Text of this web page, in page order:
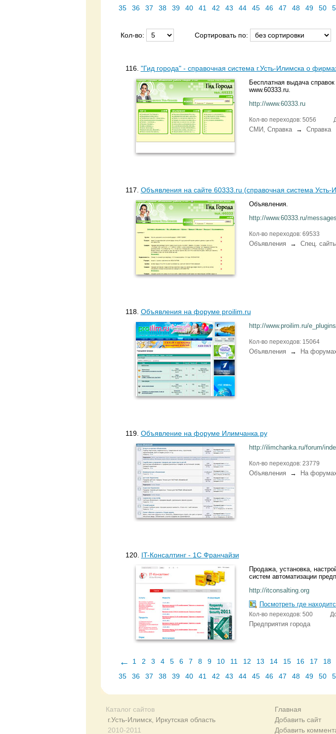
35
36 37 38 39 40 41 42 43 44 45 46 47 48 49 50
Кол-во: Сортировать по:
116. "Гид города" - справочная система г.Усть-Илимска о
Бесплатная выдача
www.60333.ru.
http://www.60333.ru
Кол-во переходов: 5056
СМИ, Справка→ Справка
117. Объявления на сайте 60333.ru (справочная система Усть-
Объявления.
http://www.60333.ru/
Кол-во переходов: 69533
Объявления → Спец.
118. Объявления на форуме proilim.ru
http://www.proilim.ru/
Кол-во переходов: 15064
Объявления → На
119. Объявление на форуме Илимчанка.ру
http://ilimchanka.ru/forum/
Кол-во переходов: 23779
Объявления → На
120. IT-Консалтинг - 1C Франчайзи
Продажа, установка,
систем автоматизации
http://itconsalting.org
Посмотреть где
Кол-во переходов: 500
Предприятия города
← 1 2 3 4 5 6 7 8 9 10 11 12 13 14 15 16 17 18
35
36 37 38 39 40 41 42 43 44 45 46 47 48 49 50
Каталог сайтов
г.Усть-Илимск, Иркутская область
2010-2011
Главная
Добавить сайт
Добавить